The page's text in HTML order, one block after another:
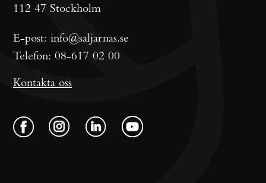
112 47 Stockholm
E-post: info@saljarnas.se
Telefon: 08-617 02 00
Kontakta oss